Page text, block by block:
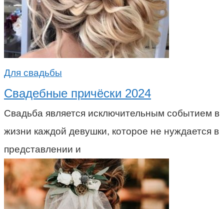
Для свадьбы
Свадебные причёски 2024
Свадьба является исключительным событием в
жизни каждой девушки, которое не нуждается в
представлении и